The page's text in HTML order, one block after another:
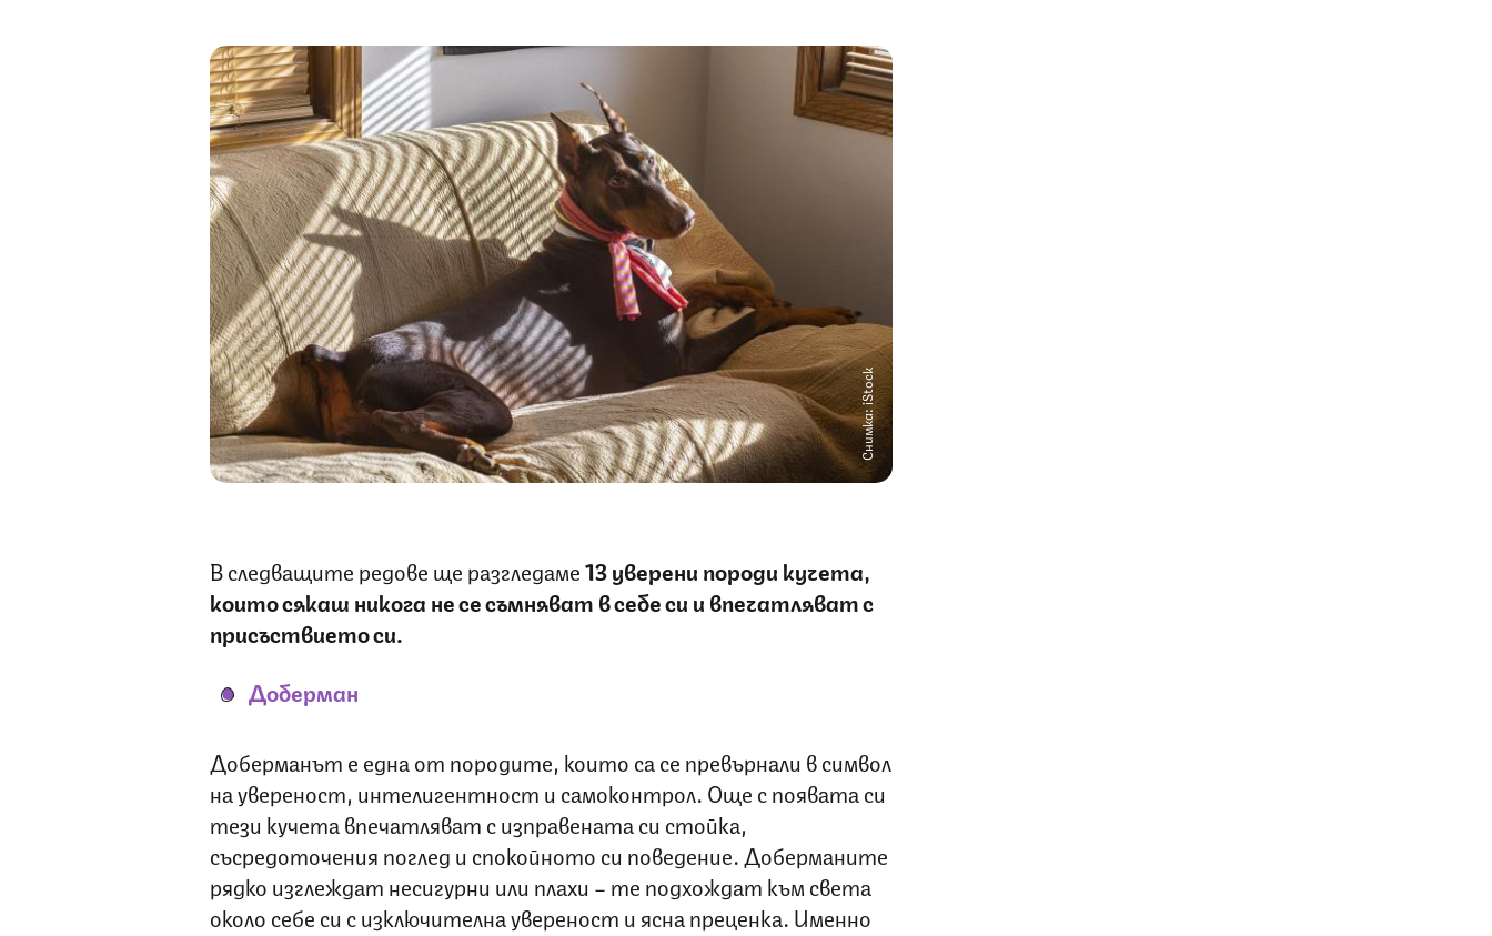
Снимка: iStock
В следващите редове ще разгледаме13 уверени породи кучета,
които сякаш никога не се съмняват в себе си и впечатляват с
присъствието си.
Доберман
Доберманът е една от породите, които са се превърнали в символ
на увереност, интелигентност и самоконтрол. Още с появата си
тези кучета впечатляват с изправената си стойка,
съсредоточения поглед и спокойното си поведение. Доберманите
рядко изглеждат несигурни или плахи – те подхождат към света
около себе си с изключителна увереност и ясна преценка. Именно